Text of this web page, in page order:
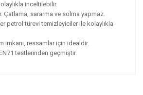
inceltilebilir.
Çatlama, sararma ve solma yapmaz.
petrol türevi temizleyiciler ile kolaylıkla
imkanı, ressamlar için idealdir.
testlerinden geçmiştir.